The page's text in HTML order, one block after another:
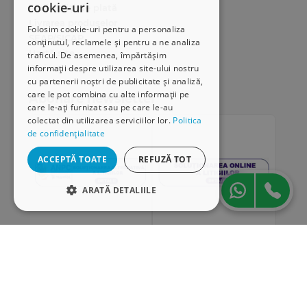
cookie-uri
Folosim cookie-uri pentru a personaliza
conținutul, reclamele și pentru a ne analiza
traficul. De asemenea, împărtășim
informații despre utilizarea site-ului nostru
cu partenerii noștri de publicitate și analiză,
care le pot combina cu alte informații pe
care le-ați furnizat sau pe care le-au
colectat din utilizarea serviciilor lor. Politica
de confidențialitate
ACCEPTĂ TOATE REFUZĂ TOT
ARATĂ DETALIILE
Modalități de plată
SEAP/SICAP
Hartă site
Cariere
Abonare newsletter